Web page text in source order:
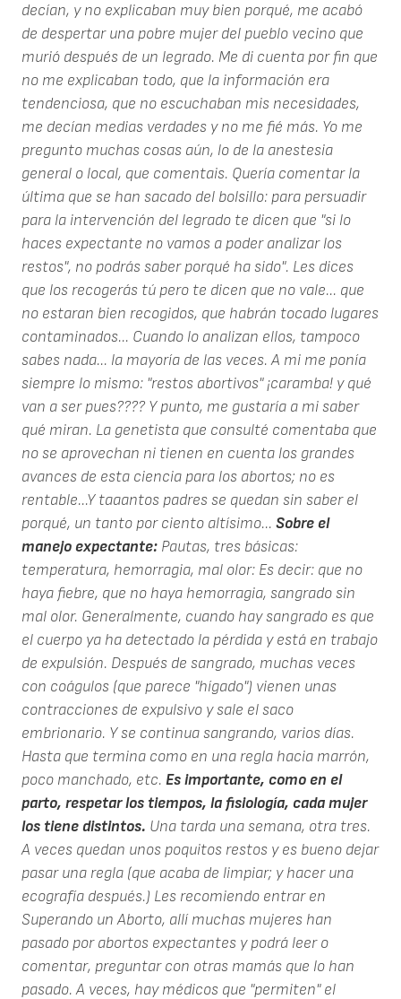
decían, y no explicaban muy bien porqué, me acabó
de despertar una pobre mujer del pueblo vecino que
murió después de un legrado. Me di cuenta por fin que
no me explicaban todo, que la información era
tendenciosa, que no escuchaban mis necesidades,
me decían medias verdades y no me fié más. Yo me
pregunto muchas cosas aún, lo de la anestesia
general o local, que comentais. Quería comentar la
última que se han sacado del bolsillo: para persuadir
para la intervención del legrado te dicen que "si lo
haces expectante no vamos a poder analizar los
restos", no podrás saber porqué ha sido". Les dices
que los recogerás tú pero te dicen que no vale... que
no estaran bien recogidos, que habrán tocado lugares
contaminados... Cuando lo analizan ellos, tampoco
sabes nada... la mayoría de las veces. A mi me ponía
siempre lo mismo: "restos abortivos" ¡caramba! y qué
van a ser pues???? Y punto, me gustaría a mi saber
qué miran. La genetista que consulté comentaba que
no se aprovechan ni tienen en cuenta los grandes
avances de esta ciencia para los abortos; no es
rentable...Y taaantos padres se quedan sin saber el
porqué, un tanto por ciento altísimo... Sobre el
manejo expectante: Pautas, tres básicas:
temperatura, hemorragia, mal olor: Es decir: que no
haya fiebre, que no haya hemorragia, sangrado sin
mal olor. Generalmente, cuando hay sangrado es que
el cuerpo ya ha detectado la pérdida y está en trabajo
de expulsión. Después de sangrado, muchas veces
con coágulos (que parece "hígado") vienen unas
contracciones de expulsivo y sale el saco
embrionario. Y se continua sangrando, varios días.
Hasta que termina como en una regla hacia marrón,
poco manchado, etc. Es importante, como en el
parto, respetar los tiempos, la fisiología, cada mujer
los tiene distintos. Una tarda una semana, otra tres.
A veces quedan unos poquitos restos y es bueno dejar
pasar una regla (que acaba de limpiar; y hacer una
ecografía después.) Les recomiendo entrar en
Superando un Aborto, allí muchas mujeres han
pasado por abortos expectantes y podrá leer o
comentar, preguntar con otras mamás que lo han
pasado. A veces, hay médicos que "permiten" el